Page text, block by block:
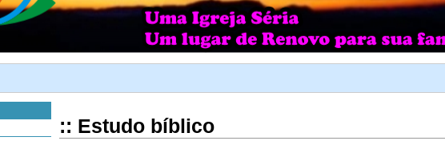
:: Estudo bíblico